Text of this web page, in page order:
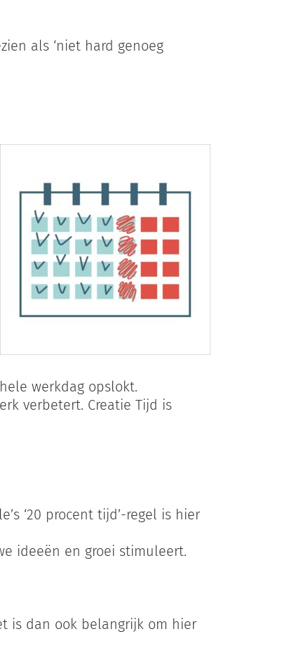
als ‘niet hard genoeg
werkdag opslokt.
verbetert. Creatie Tijd is
‘20 procent tijd’-regel is hier
ideeën en groei stimuleert.
is dan ook belangrijk om hier